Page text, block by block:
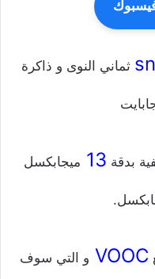
فيسبوك
ثماني النوى و ذاكرة
بدقة 13 ميجابكسل
VOOC و التي سوف